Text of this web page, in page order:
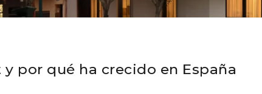
por qué ha crecido en España